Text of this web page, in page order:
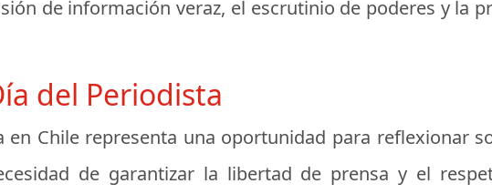
de información veraz, el escrutinio de poderes y la
del Periodista
en Chile representa una oportunidad para reflexionar
de garantizar la libertad de prensa y el